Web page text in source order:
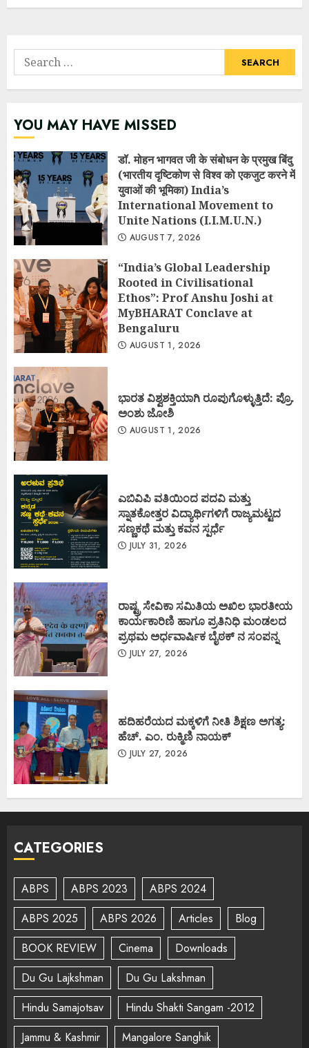
Search
for:
YOU MAY HAVE MISSED
डॉ. मोहन भागवत जी के संबोधन के प्रमुख बिंदु
(भारतीय दृष्टिकोण से विश्व को एकजुट करने में
युवाओं की भूमिका) India’s
International Movement to
Unite Nations (I.I.M.U.N.)
AUGUST 7, 2026
“India’s Global Leadership
Rooted in Civilisational
Ethos”: Prof Anshu Joshi at
MyBHARAT Conclave at
Bengaluru
AUGUST 1, 2026
ಭಾರತ ವಿಶ್ವಶಕ್ತಿಯಾಗಿ ರೂಪುಗೊಳ್ಳುತ್ತಿದೆ: ಪ್ರೊ.
ಅಂಶು ಜೋಶಿ
AUGUST 1, 2026
ಎಬಿವಿಪಿ ವತಿಯಿಂದ ಪದವಿ ಮತ್ತು
ಸ್ನಾತಕೋತ್ತರ ವಿದ್ಯಾರ್ಥಿಗಳಿಗೆ ರಾಜ್ಯಮಟ್ಟದ
ಸಣ್ಣಕಥೆ ಮತ್ತು ಕವನ ಸ್ಪರ್ಧೆ
JULY 31, 2026
ರಾಷ್ಟ್ರ ಸೇವಿಕಾ ಸಮಿತಿಯ ಅಖಿಲ ಭಾರತೀಯ
ಕಾರ್ಯಕಾರಿಣಿ ಹಾಗೂ ಪ್ರತಿನಿಧಿ ಮಂಡಲದ
ಪ್ರಥಮ ಅರ್ಧವಾರ್ಷಿಕ ಬೈಠಕ್ ನ ಸಂಪನ್ನ
JULY 27, 2026
ಹದಿಹರೆಯದ ಮಕ್ಕಳಿಗೆ ನೀತಿ ಶಿಕ್ಷಣ ಅಗತ್ಯ:
ಹೆಚ್. ಎಂ. ರುಕ್ಮಿಣಿ ನಾಯಕ್
JULY 27, 2026
CATEGORIES
ABPS ABPS 2023
ABPS 2024
ABPS 2025
ABPS 2026 Articles
Blog
BOOK REVIEW
Cinema
Downloads
Du Gu Lajkshman
Du Gu Lakshman
Hindu Samajotsav
Hindu Shakti Sangam -2012
Jammu & Kashmir
Mangalore Sanghik